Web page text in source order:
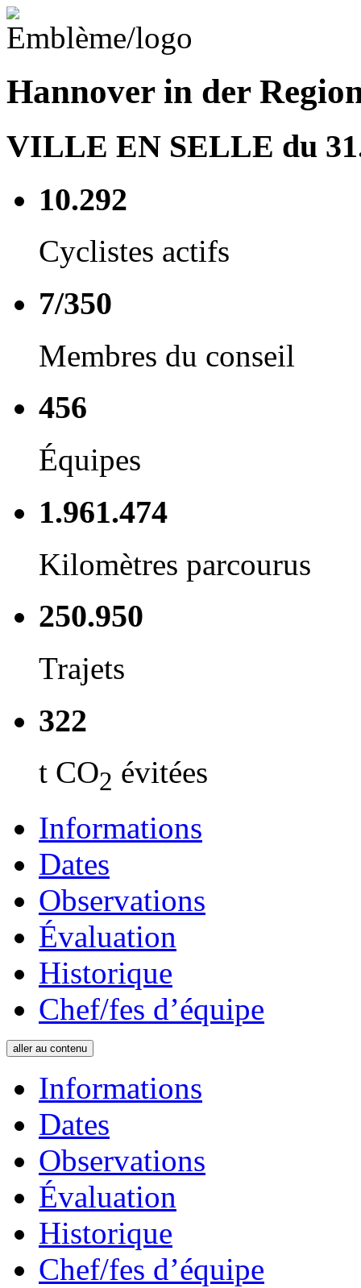
Hannover in der
VILLE EN SELLE du
10.292
Cyclistes actifs
7/350
Membres du conseil
456
Équipes
1.961.474
Kilomètres parcourus
250.950
Trajets
322
t CO2 évitées
Informations
Dates
Observations
Évaluation
Historique
Chef/fes d’équipe
aller au contenu
Informations
Dates
Observations
Évaluation
Historique
Chef/fes d’équipe